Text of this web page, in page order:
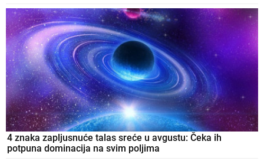
4 znaka zapljusnuće talas sreće u avgustu: Čeka ih
potpuna dominacija na svim poljima